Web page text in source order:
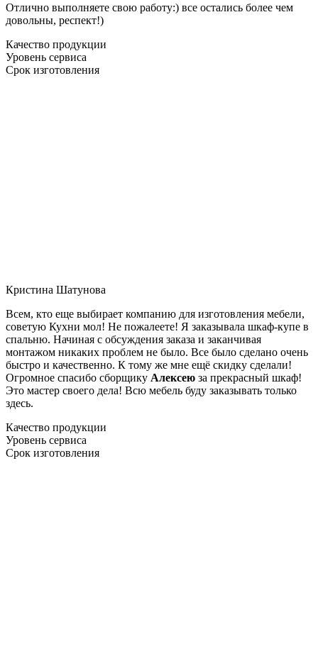
Отлично выполняете свою работу:) все остались более чем
довольны, респект!)
Качество продукции
Уровень сервиса
Срок изготовления
Кристина Шатунова
Всем, кто еще выбирает компанию для изготовления мебели,
советую Кухни мол! Не пожалеете! Я заказывала шкаф-купе в
спальню. Начиная с обсуждения заказа и заканчивая
монтажом никаких проблем не было. Все было сделано очень
быстро и качественно. К тому же мне ещё скидку сделали!
Огромное спасибо сборщику Алексею за прекрасный шкаф!
Это мастер своего дела! Всю мебель буду заказывать только
здесь.
Качество продукции
Уровень сервиса
Срок изготовления